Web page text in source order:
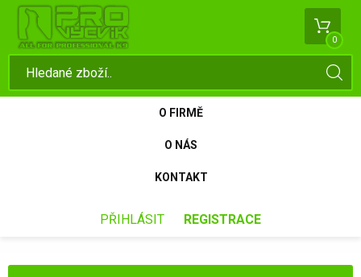
0
O FIRMĚ
O NÁS
KONTAKT
PŘIHLÁSIT REGISTRACE